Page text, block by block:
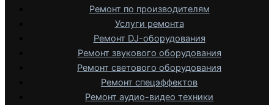
Ремонт по производителям
Услуги ремонта
Ремонт DJ-оборудования
Ремонт звукового оборудования
Ремонт светового оборудования
Ремонт спецэффектов
Ремонт аудио-видео техники